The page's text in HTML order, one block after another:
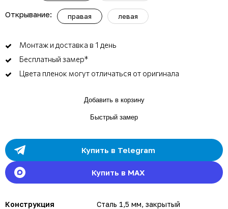
Открывание: правая левая
Монтаж и доставка в 1 день
Бесплатный замер*
Цвета пленок могут отличаться от оригинала
Добавить в корзину
Быстрый замер
Купить в Telegram
Купить в MAX
Конструкция
Сталь 1,5 мм, закрытый